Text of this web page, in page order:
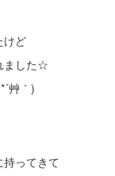
けど
ました☆
艸｀)
ってきて